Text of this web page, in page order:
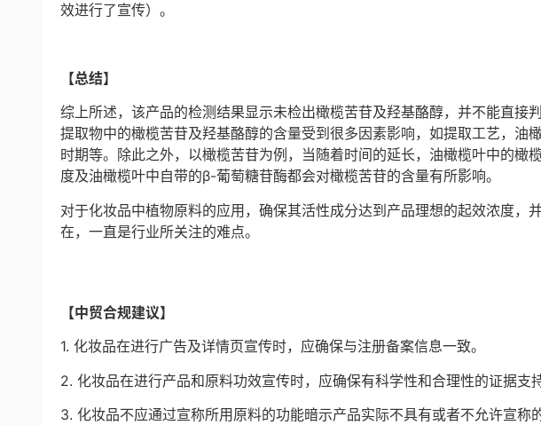
效进行了宣传）。
【总结】
综上所述，该产品的检测结果显示未检出橄榄苦苷及羟基酪醇，并不能直接
提取物中的橄榄苦苷及羟基酪醇的含量受到很多因素影响，如提取工艺，油
时期等。除此之外，以橄榄苦苷为例，当随着时间的延长，油橄榄叶中的橄
度及油橄榄叶中自带的β-葡萄糖苷酶都会对橄榄苦苷的含量有所影响。
对于化妆品中植物原料的应用，确保其活性成分达到产品理想的起效浓度，
在，一直是行业所关注的难点。
【中贸合规建议】
1. 化妆品在进行广告及详情页宣传时，应确保与注册备案信息一致。
2. 化妆品在进行产品和原料功效宣传时，应确保有科学性和合理性的证据支持
3. 化妆品不应通过宣称所用原料的功能暗示产品实际不具有或者不允许宣称的